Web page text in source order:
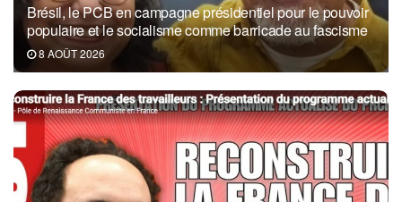
Brésil, le PCB en campagne présidentiel pour le pouvoir
populaire et le socialisme comme barricade au fascisme
8 AOÛT 2026